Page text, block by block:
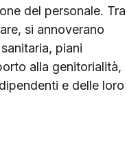
del personale. Tra
si annoverano
piani
alla genitorialità,
e delle loro